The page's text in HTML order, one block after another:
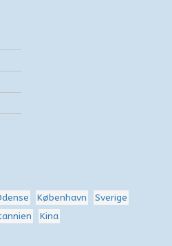
København
Sverige
Kina